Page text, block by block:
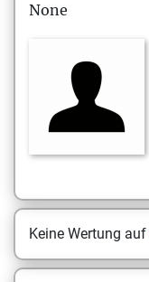
None
Keine Wertung auf